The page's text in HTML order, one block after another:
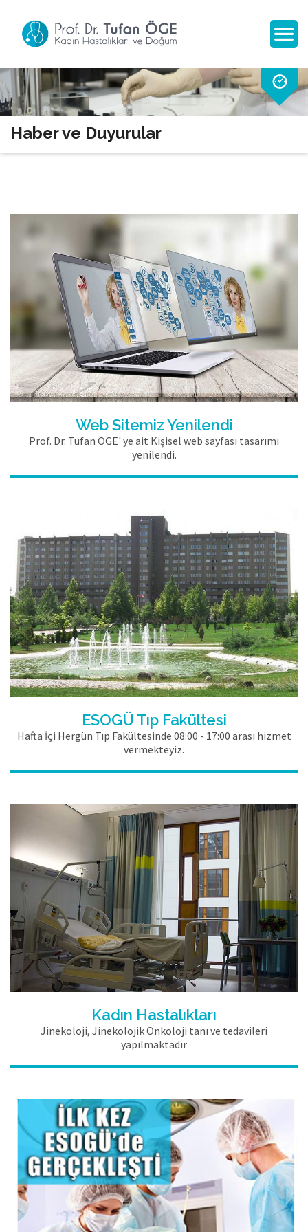
Haber ve Duyurular
Web Sitemiz Yenilendi
Prof. Dr. Tufan ÖGE' ye ait Kişisel web sayfası tasarımı
yenilendi.
ESOGÜ Tıp Fakültesi
Hafta İçi Hergün Tıp Fakültesinde 08:00 - 17:00 arası hizmet
vermekteyiz.
Kadın Hastalıkları
Jinekoloji, Jinekolojik Onkoloji tanı ve tedavileri
yapılmaktadır